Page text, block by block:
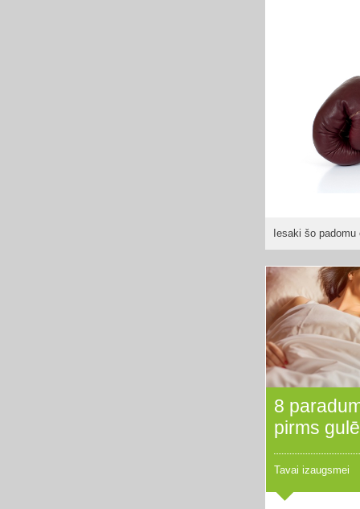
Iesaki šo
8
pirms
Tavai izaugsmei